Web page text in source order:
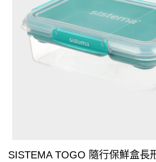
SISTEMA TOGO 隨行保鮮盒長